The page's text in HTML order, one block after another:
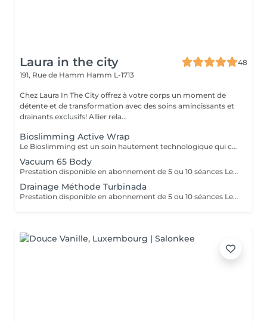
Laura in the city
48
191, Rue de Hamm Hamm L-1713
Chez Laura In The City offrez à votre corps un moment de
détente et de transformation avec des soins amincissants et
drainants exclusifs! Allier rela...
Bioslimming Active Wrap
Le Bioslimming est un soin hautement technologique qui combine des principes actifs naturels et une méthode exclusive pour cibler les zones spécifiques du corps. Grâce à une formule révolutionnaire enrichie en extraits de plantes, en algues marines et en huiles essentielles, ce soin aide à réduire la cellulite, raffermir la peau et affiner la silhouette. Résultats visible des la première séance traitement global offrant des résultats impressionnants et de multiples avantages ! Au-delà de son impact spectaculaire sur le modelage de la silhouette, réduction de la cellulite et les amas adipeux, ce soin procure une amélioration remarquable sur la texture de la peau. L'idéal est de réaliser en premier les séances de cryo sur les zones à perdre. Le soin bioslimming est la finition, il permet de « grignoter » les derniers petits centimètres. Cet enveloppement amincissant offre des bienfaits remarquables, faisant de lui un soin "tout-en-un" qui procure une expérience exceptionnelle. Les résultats sont visibles dès la première séance. La silhouette est redéfinie et la peau embellie. Parmi les nombreux bénéfices, on constate une perte moyenne de 1 à 4 cm par zone mesurée, après seulement une séance. Le processus d'amincissement et la combustion des graisses continuent de fonctionner pendant plusieurs heures qui suivent la séance.
Vacuum 65 Body
Prestation disponible en abonnement de 5 ou 10 séances Le Soin Vacuum 65 Body est un protocole minceur avancé de 45 minutes, conçu pour cibler les amas graisseux, lisser la peau et redéfinir la silhouette. Grâce à une technologie associant traitement à froid, biostimulation mécanique et mise sous vide, ce soin agit en profondeur pour des résultats visibles dès la première séance. La stimulation à froid agit comme un booster circulatoire : elle réactive les échanges cellulaires, favorise le drainage et raffermit les tissus cutanés. L'effet sous vide, combiné au modelage mécanique, stimule la lipolyse tout en favorisant le déstockage des graisses localisées. Cela permet une réduction du volume corporel significative, avec une perte moyenne observée de 6,5 cm en 45 minutes. Le soin combat efficacement la cellulite, améliore la texture de la peau et renforce son élasticité. La peau paraît plus lisse, plus ferme, plus homogène. Il agit également comme un activateur de régénération cutanée, en favorisant la production de collagène et d'élastine, pour une peau visiblement revitalisée. Ce rituel corporel est parfait pour celles et ceux en quête de résultats rapides, sans douleurs ni invasivité. Il peut s'intégrer à une cure minceur ciblée, ou être utilisé en soin ponctuel avant un événement.
Drainage Méthode Turbinada
Prestation disponible en abonnement de 5 ou 10 séances Le massage Turbinada est un traitement manuel, amincissant, performant, qui donne des résultats significatifs. Il est basé sur le principe de la thérapie chinoise (ventouse: aspiration, picots: acupressure). C'est un massage amincissant, stimulant, drainant, détoxiquant, raffermissant, tonifiant et personnalisé.